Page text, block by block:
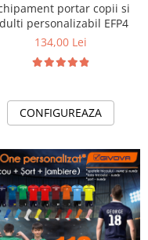
portar copii si
personalizabil EFP4
134,00 Lei
CONFIGUREAZA